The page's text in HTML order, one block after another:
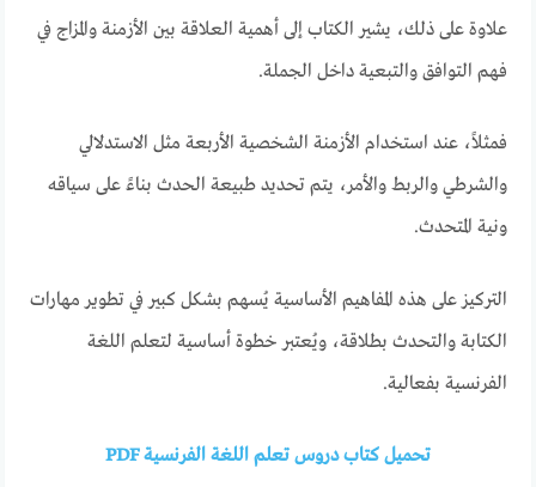
علاوة على ذلك، يشير الكتاب إلى أهمية العلاقة بين الأزمنة والمزاج في
فهم التوافق والتبعية داخل الجملة.
فمثلاً، عند استخدام الأزمنة الشخصية الأربعة مثل الاستدلالي
والشرطي والربط والأمر، يتم تحديد طبيعة الحدث بناءً على سياقه
ونية المتحدث.
التركيز على هذه المفاهيم الأساسية يُسهم بشكل كبير في تطوير مهارات
الكتابة والتحدث بطلاقة، ويُعتبر خطوة أساسية لتعلم اللغة
الفرنسية بفعالية.
تحميل كتاب دروس تعلم اللغة الفرنسية PDF